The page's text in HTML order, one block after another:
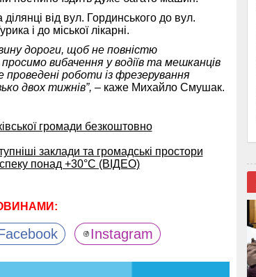
від вул. Гординського до вул.
і до міської лікарні.
дороги, щоб не повністю
вибачення у водіїв та мешканців
проведені роботи із фрезерування
двох тижнів”, – каже Михайло Смушак.
громади безкоштовно
заклади та громадські простори
понад +30°C (ВІДЕО)
Instagram